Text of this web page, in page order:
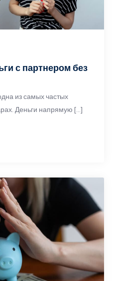
с партнером без
из самых частых
Деньги напрямую […]